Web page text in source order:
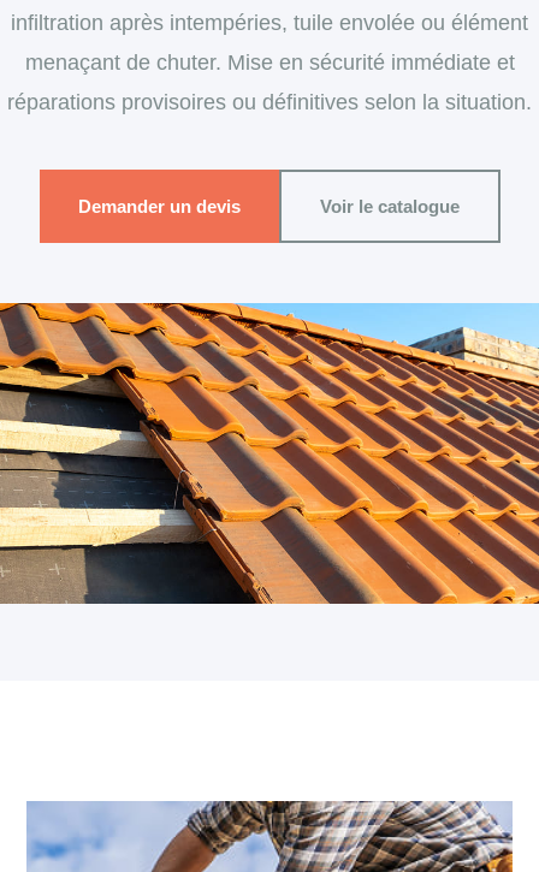
infiltration après intempéries, tuile envolée ou élément
menaçant de chuter. Mise en sécurité immédiate et
réparations provisoires ou définitives selon la situation.
Demander un devis Voir le catalogue